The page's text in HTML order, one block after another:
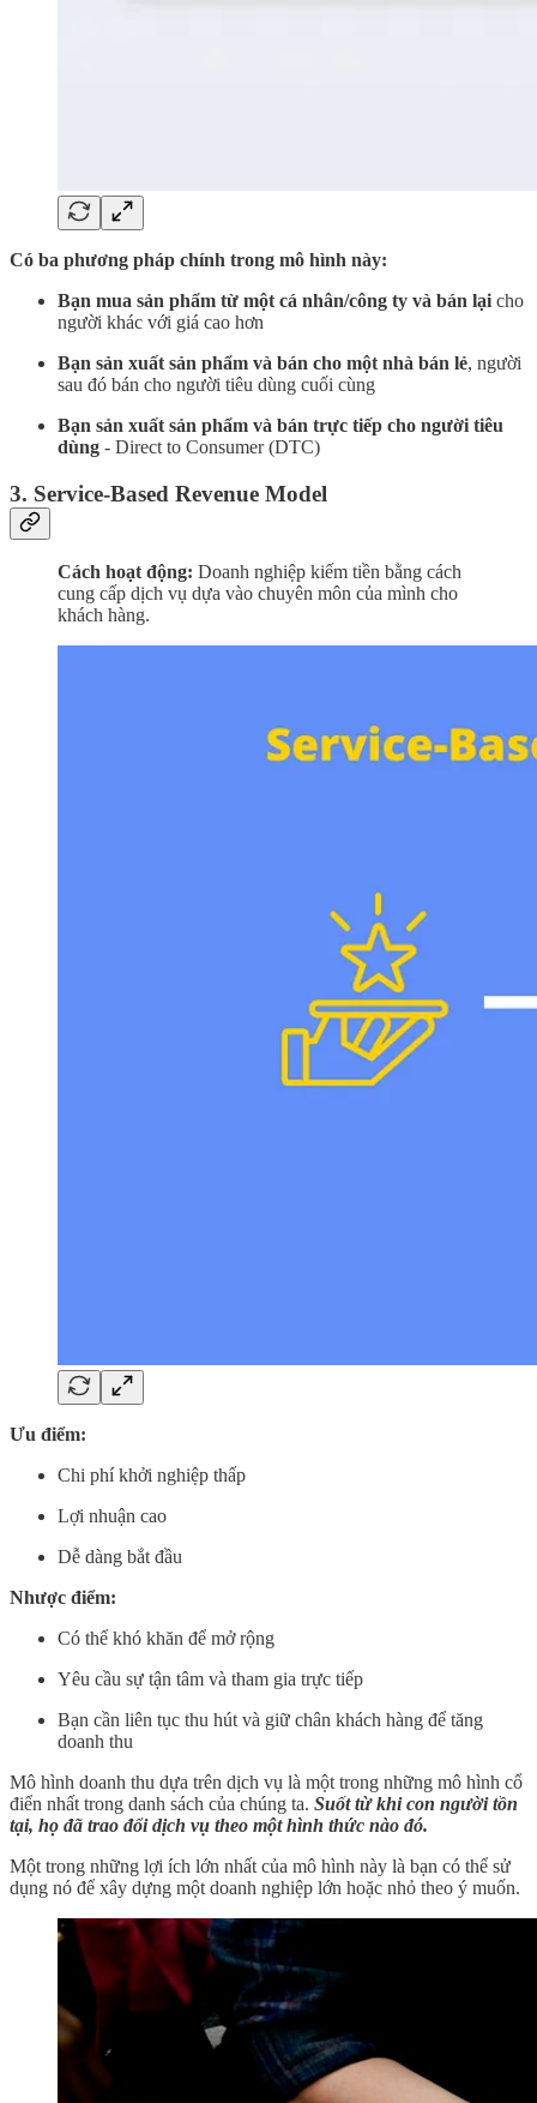
Có ba phương pháp chính trong mô hình này:
Bạn mua sản phẩm từ một cá nhân/công ty và bán lại cho
người khác với giá cao hơn
Bạn sản xuất sản phẩm và bán cho một nhà bán lẻ, người
sau đó bán cho người tiêu dùng cuối cùng
Bạn sản xuất sản phẩm và bán trực tiếp cho người tiêu
dùng - Direct to Consumer (DTC)
3. Service-Based Revenue Model
Cách hoạt động: Doanh nghiệp kiếm tiền bằng cách
cung cấp dịch vụ dựa vào chuyên môn của mình cho
khách hàng.
Ưu điểm:
Chi phí khởi nghiệp thấp
Lợi nhuận cao
Dễ dàng bắt đầu
Nhược điểm:
Có thể khó khăn để mở rộng
Yêu cầu sự tận tâm và tham gia trực tiếp
Bạn cần liên tục thu hút và giữ chân khách hàng để tăng
doanh thu
Mô hình doanh thu dựa trên dịch vụ là một trong những mô hình cổ
điển nhất trong danh sách của chúng ta. Suốt từ khi con người tồn
tại, họ đã trao đổi dịch vụ theo một hình thức nào đó.
Một trong những lợi ích lớn nhất của mô hình này là bạn có thể sử
dụng nó để xây dựng một doanh nghiệp lớn hoặc nhỏ theo ý muốn.